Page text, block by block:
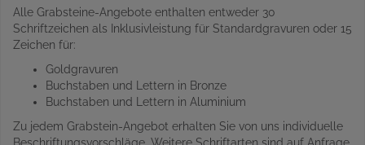
Alle Grabsteine-Angebote enthalten entweder 30
Schriftzeichen als Inklusivleistung für Standardgravuren oder 15
Zeichen für:
Goldgravuren
Buchstaben und Lettern in Bronze
Buchstaben und Lettern in Aluminium
Zu jedem Grabstein-Angebot erhalten Sie von uns individuelle